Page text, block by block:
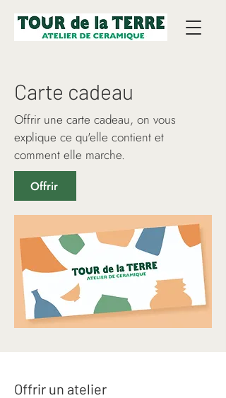
Carte cadeau
Offrir une carte cadeau, on vous
explique ce qu'elle contient et
comment elle marche.
Offrir
Offrir un atelier